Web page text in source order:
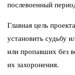
послевоенный
Главная цель
установить судьбу
или пропавших без
их захоронения.